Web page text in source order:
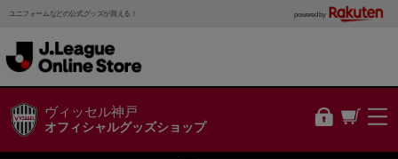
ユニフォームなどの公式グッズが買える！ powered by
ヴィッセル神戸
オフィシャルグッズショップ